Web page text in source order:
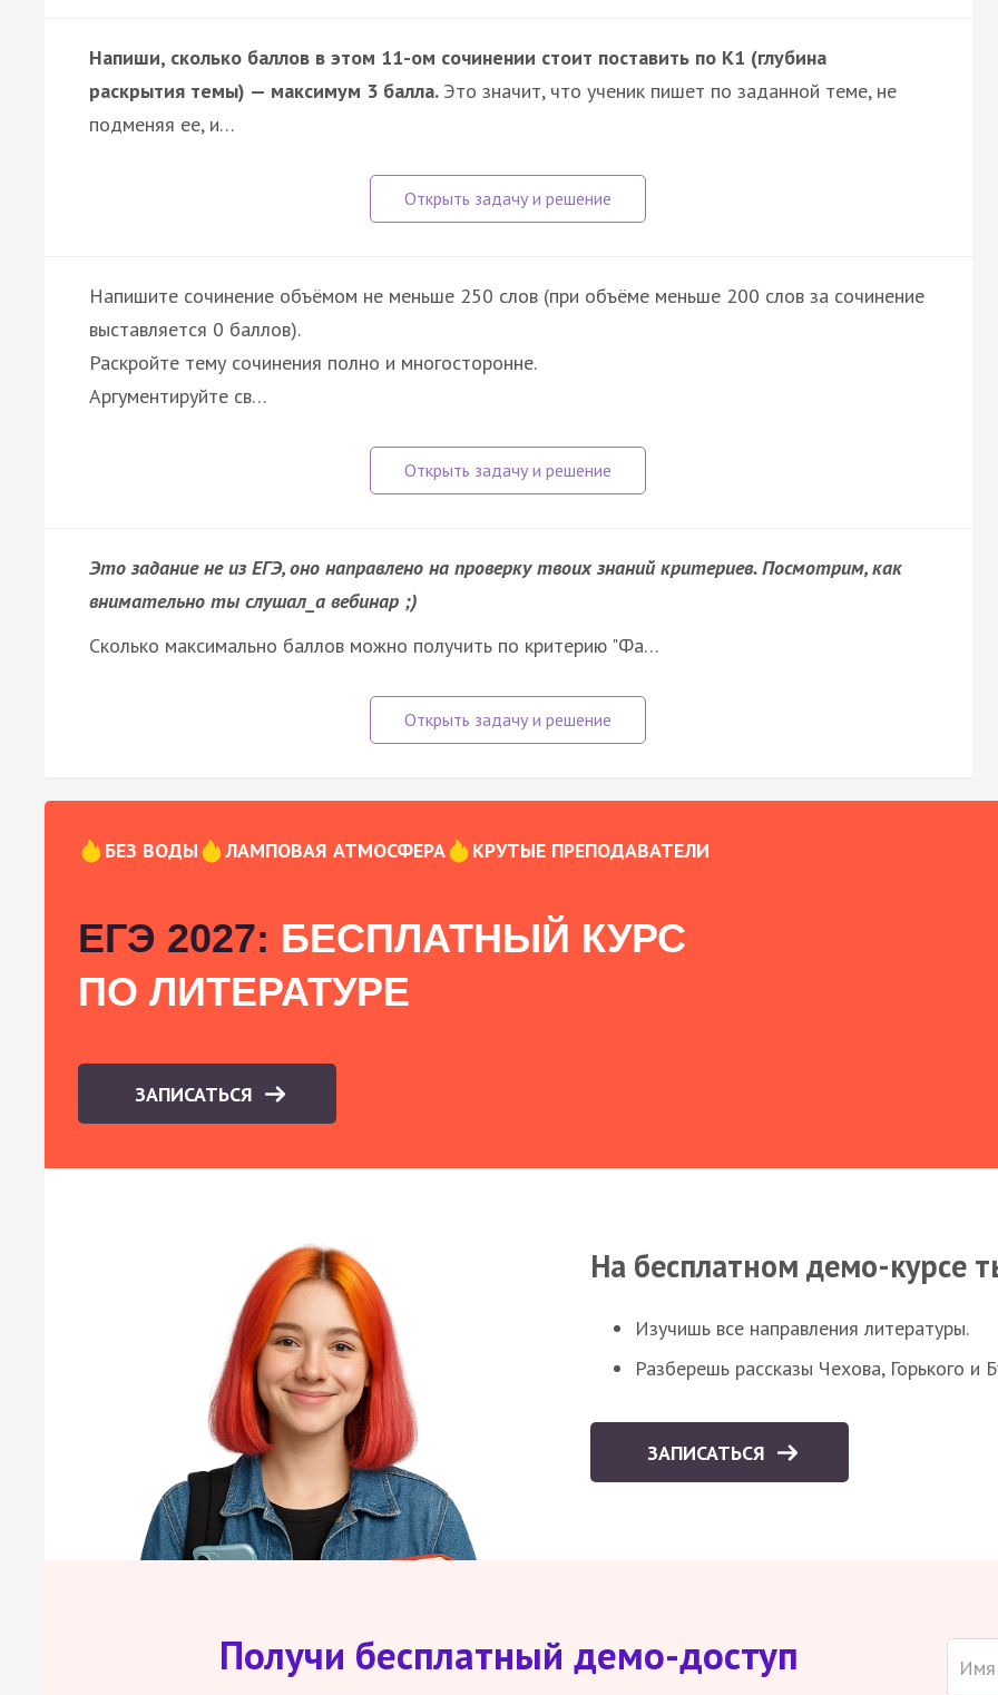
Напиши, сколько баллов в этом 11-ом сочинении стоит поставить по К1 (глубина
раскрытия темы) — максимум 3 балла. Это значит, что ученик пишет по заданной теме, не
подменяя ее, и…
Напишите сочинение объёмом не меньше 250 слов (при объёме меньше 200 слов за сочинение
выставляется 0 баллов).
Раскройте тему сочинения полно и многосторонне.
Аргументируйте св…
Это задание не из ЕГЭ, оно направлено на проверку твоих знаний критериев. Посмотрим, как
внимательно ты слушал_а вебинар ;)
Сколько максимально баллов можно получить по критерию "Фа…
БЕЗ ВОДЫ ЛАМПОВАЯ АТМОСФЕРА КРУТЫЕ ПРЕПОДАВАТЕЛИ
ЕГЭ 2027: БЕСПЛАТНЫЙ КУРС
ПО ЛИТЕРАТУРЕ
ЗАПИСАТЬСЯ
На бесплатном демо-курсе
Изучишь все направления литературы.
Разберешь рассказы Чехова, Горького и
ЗАПИСАТЬСЯ
Получи бесплатный демо-доступ